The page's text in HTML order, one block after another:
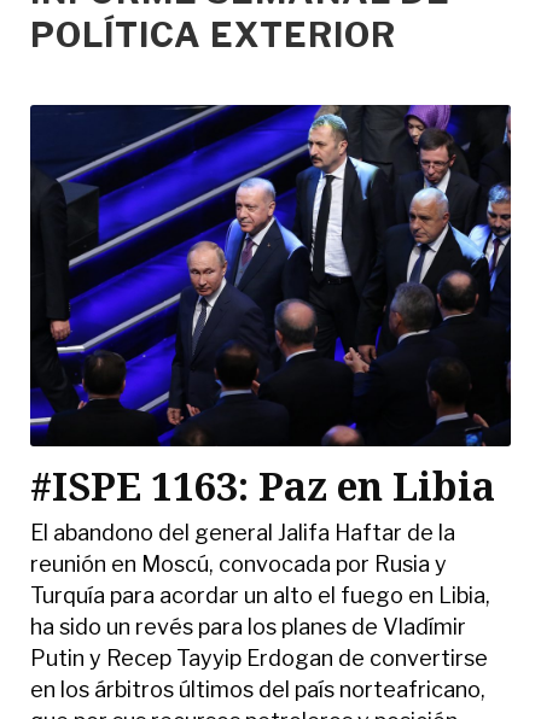
POLÍTICA EXTERIOR
#ISPE 1163: Paz en Libia
El abandono del general Jalifa Haftar de la
reunión en Moscú, convocada por Rusia y
Turquía para acordar un alto el fuego en Libia,
ha sido un revés para los planes de Vladímir
Putin y Recep Tayyip Erdogan de convertirse
en los árbitros últimos del país norteafricano,